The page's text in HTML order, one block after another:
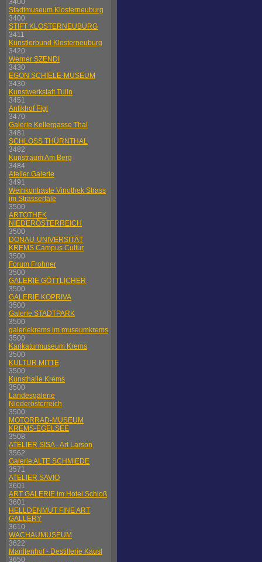
3400
Stadtmuseum Klosterneuburg
3400
STIFT KLOSTERNEUBURG
3411
Künstlerbund Klosterneuburg
3420
Werner SZENDI
3430
EGON SCHIELE-MUSEUM
3430
Kunstwerkstatt Tulln
3451
Antikhof Figl
3470
Galerie Kellergasse Thal
3481
SCHLOSS THÜRNTHAL
3482
Kunstraum Am Berg
3484
Atelier Galerie
3491
Weinkontraste Vinothek Strass
im Strassertale
3500
ARTOTHEK
NIEDERÖSTERREICH
3500
DONAU-UNIVERSITÄT
KREMS Campus Cultur
3500
Forum Frohner
3500
GALERIE GÖTTLICHER
3500
GALERIE KOPRIVA
3500
Galerie STADTPARK
3500
galeriekrems im museumkrems
3500
Karikaturmuseum Krems
3500
KULTUR MITTE
3500
Kunsthalle Krems
3500
Landesgalerie
Niederösterreich
3500
MOTORRAD-MUSEUM
KREMS-EGELSEE
3508
ATELIER SISA - Art Larson
3562
Galerie ALTE SCHMIEDE
3571
ATELIER SAVIO
3601
ART GALERIE im Hotel Schloß
3601
HELLDENMUT FINE ART
GALLERY
3610
WACHAUMUSEUM
3622
Marillenhof - Destillerie Kausl
3650